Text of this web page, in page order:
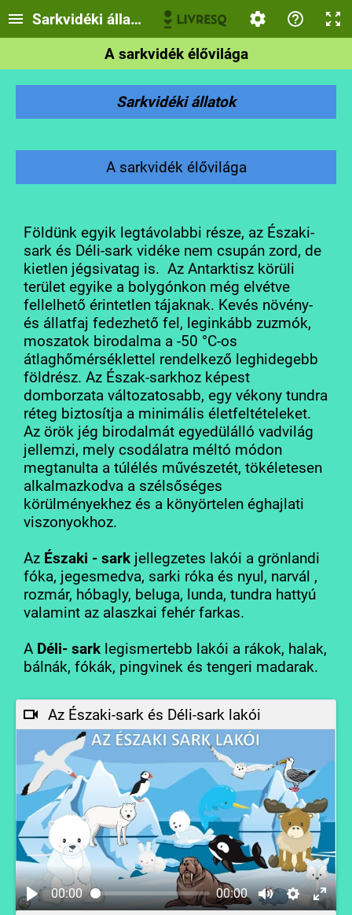
Sarkvidéki állatok
A sarkvidék élővilága
Sarkvidéki állatok
A sarkvidék élővilága
Földünk egyik legtávolabbi része, az Északi-
sark és Déli-sark vidéke nem csupán zord, de
kietlen jégsivatag is. Az Antarktisz körüli
terület egyike a bolygónkon még elvétve
fellelhető érintetlen tájaknak. Kevés növény-
és állatfaj fedezhető fel, leginkább zuzmók,
moszatok birodalma a -50 °C-os
átlaghőmérséklettel rendelkező leghidegebb
földrész. Az Észak-sarkhoz képest
domborzata változatosabb, egy vékony tundra
réteg biztosítja a minimális életfeltételeket.
Az örök jég birodalmát egyedülálló vadvilág
jellemzi, mely csodálatra méltó módon
megtanulta a túlélés művészetét, tökéletesen
alkalmazkodva a szélsőséges
körülményekhez és a könyörtelen éghajlati
viszonyokhoz.
Az Északi - sark jellegzetes lakói a grönlandi
fóka, jegesmedva, sarki róka és nyul, narvál ,
rozmár, hóbagly, beluga, lunda, tundra hattyú
valamint az alaszkai fehér farkas.
A Déli- sark legismertebb lakói a rákok, halak,
bálnák, fókák, pingvinek és tengeri madarak.
Az Északi-sark és Déli-sark lakói
00:00 00:00